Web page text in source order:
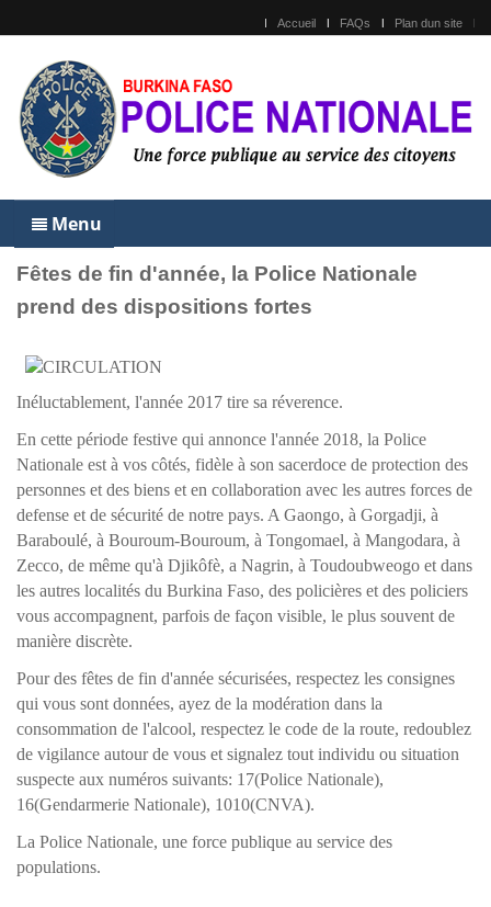
Accueil FAQs Plan dun site
Menu
Fêtes de fin d'année, la Police Nationale
prend des dispositions fortes
Inéluctablement, l'année 2017 tire sa réverence.
En cette période festive qui annonce l'année 2018, la Police
Nationale est à vos côtés, fidèle à son sacerdoce de protection des
personnes et des biens et en collaboration avec les autres forces de
defense et de sécurité de notre pays. A Gaongo, à Gorgadji, à
Baraboulé, à Bouroum-Bouroum, à Tongomael, à Mangodara, à
Zecco, de même qu'à Djikôfè, a Nagrin, à Toudoubweogo et dans
les autres localités du Burkina Faso, des policières et des policiers
vous accompagnent, parfois de façon visible, le plus souvent de
manière discrète.
Pour des fêtes de fin d'année sécurisées, respectez les consignes
qui vous sont données, ayez de la modération dans la
consommation de l'alcool, respectez le code de la route, redoublez
de vigilance autour de vous et signalez tout individu ou situation
suspecte aux numéros suivants: 17(Police Nationale),
16(Gendarmerie Nationale), 1010(CNVA).
La Police Nationale, une force publique au service des
populations.